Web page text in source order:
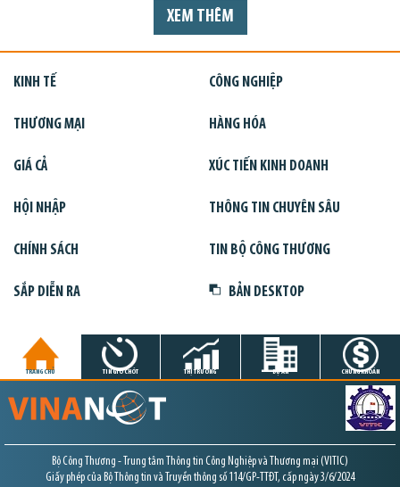
XEM THÊM
KINH TẾ CÔNG NGHIỆP
THƯƠNG MẠI HÀNG HÓA
GIÁ CẢ XÚC TIẾN KINH DOANH
HỘI NHẬP THÔNG TIN CHUYÊN SÂU
CHÍNH SÁCH TIN BỘ CÔNG THƯƠNG
SẮP DIỄN RA BẢN DESKTOP
TRANG CHỦ TIN GIỜ CHÓT THỊ TRƯỜNG DỰ ÁN CHỨNG KHOÁN
Bộ Công Thương - Trung tâm Thông tin Công Nghiệp và Thương mại (VITIC)
Giấy phép của Bộ Thông tin và Truyền thông số 114/GP-TTĐT, cấp ngày 3/6/2024